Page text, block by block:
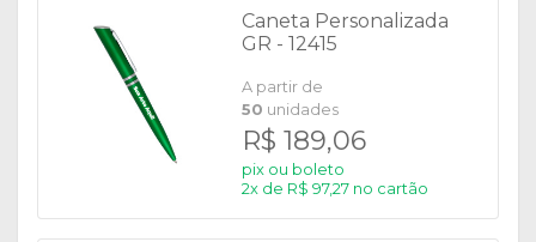
Caneta Personalizada
GR - 12415
A partir de
50 unidades
R$ 189,06
pix ou boleto
2x de R$ 97,27 no cartão